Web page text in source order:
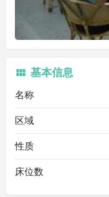
基本信息
名称
区域
性质
床位数